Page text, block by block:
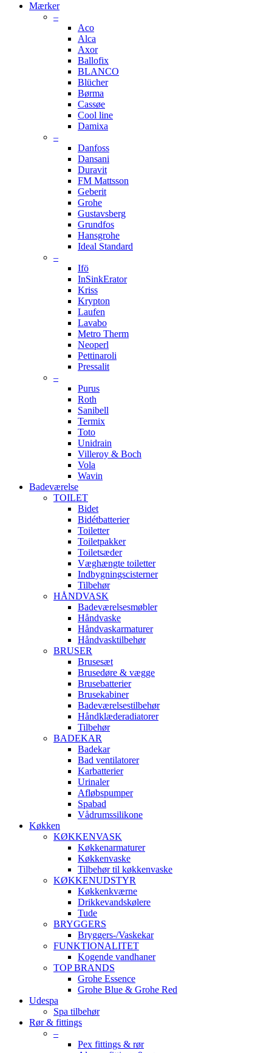
Mærker
–
Aco
Alca
Axor
Ballofix
BLANCO
Blücher
Børma
Cassøe
Cool line
Damixa
–
Danfoss
Dansani
Duravit
FM Mattsson
Geberit
Grohe
Gustavsberg
Grundfos
Hansgrohe
Ideal Standard
–
Ifö
InSinkErator
Kriss
Krypton
Laufen
Lavabo
Metro Therm
Neoperl
Pettinaroli
Pressalit
–
Purus
Roth
Sanibell
Termix
Toto
Unidrain
Villeroy & Boch
Vola
Wavin
Badeværelse
TOILET
Bidet
Bidétbatterier
Toiletter
Toiletpakker
Toiletsæder
Væghængte toiletter
Indbygningscisterner
Tilbehør
HÅNDVASK
Badeværelsesmøbler
Håndvaske
Håndvaskarmaturer
Håndvasktilbehør
BRUSER
Brusesæt
Brusedøre & vægge
Brusebatterier
Brusekabiner
Badeværelsestilbehør
Håndklæderadiatorer
Tilbehør
BADEKAR
Badekar
Bad ventilatorer
Karbatterier
Urinaler
Afløbspumper
Spabad
Vådrumssilikone
Køkken
KØKKENVASK
Køkkenarmaturer
Køkkenvaske
Tilbehør til køkkenvaske
KØKKENUDSTYR
Køkkenkværne
Drikkevandskølere
Tude
BRYGGERS
Bryggers-/Vaskekar
FUNKTIONALITET
Kogende vandhaner
TOP BRANDS
Grohe Essence
Grohe Blue & Grohe Red
Udespa
Spa tilbehør
Rør & fittings
–
Pex fittings & rør